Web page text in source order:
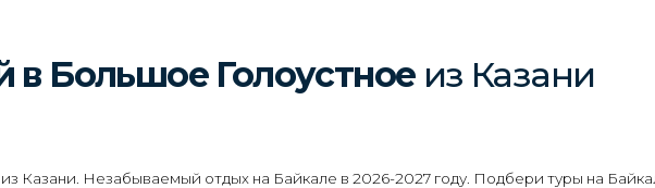
в Большое Голоустное из Казани
Казани. Незабываемый отдых на Байкале в 2026-2027 году. Подбери туры на